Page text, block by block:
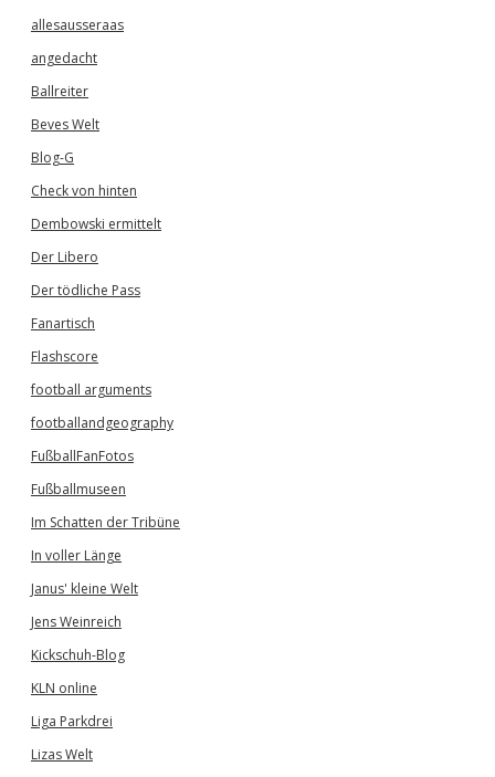
allesausseraas
angedacht
Ballreiter
Beves Welt
Blog-G
Check von hinten
Dembowski ermittelt
Der Libero
Der tödliche Pass
Fanartisch
Flashscore
football arguments
footballandgeography
FußballFanFotos
Fußballmuseen
Im Schatten der Tribüne
In voller Länge
Janus' kleine Welt
Jens Weinreich
Kickschuh-Blog
KLN online
Liga Parkdrei
Lizas Welt